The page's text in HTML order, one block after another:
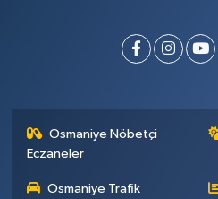
Osmaniye Nöbetçi
Eczaneler
Osmaniye Trafik